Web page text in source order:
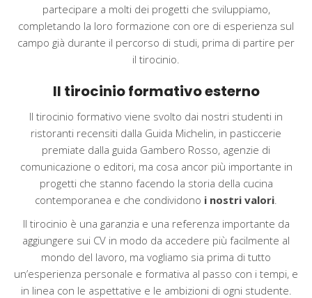
partecipare a molti dei progetti che sviluppiamo,
completando la loro formazione con ore di esperienza sul
campo già durante il percorso di studi, prima di partire per
il tirocinio.
Il tirocinio formativo esterno
Il tirocinio formativo viene svolto dai nostri studenti in
ristoranti recensiti dalla Guida Michelin, in pasticcerie
premiate dalla guida Gambero Rosso, agenzie di
comunicazione o editori, ma cosa ancor più importante in
progetti che stanno facendo la storia della cucina
contemporanea e che condividono i nostri valori
Il tirocinio è una garanzia e una referenza importante da
aggiungere sui CV in modo da accedere più facilmente al
mondo del lavoro, ma vogliamo sia prima di tutto
un’esperienza personale e formativa al passo con i tempi, e
in linea con le aspettative e le ambizioni di ogni studente.